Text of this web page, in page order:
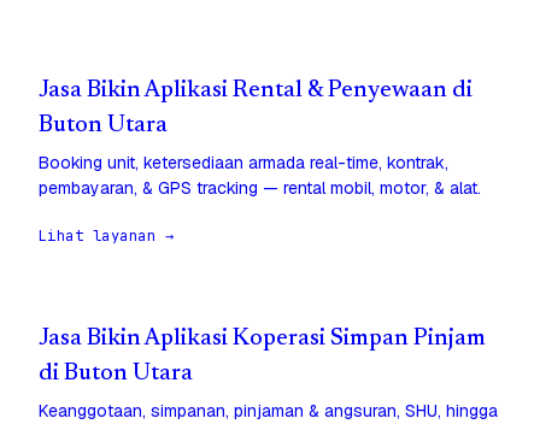
Jasa Bikin Aplikasi Rental & Penyewaan di
Buton Utara
Booking unit, ketersediaan armada real-time, kontrak,
pembayaran, & GPS tracking — rental mobil, motor, & alat.
Lihat layanan →
Jasa Bikin Aplikasi Koperasi Simpan Pinjam
di Buton Utara
Keanggotaan, simpanan, pinjaman & angsuran, SHU, hingga